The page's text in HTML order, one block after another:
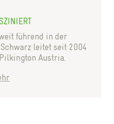
führend in der
leitet seit 2004
Austria.